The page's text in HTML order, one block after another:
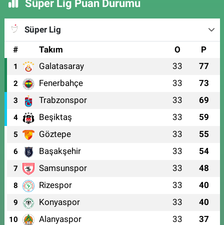
Süper Lig Puan Durumu
Süper Lig
#
Takım O P
1 Galatasaray 33 77
2 Fenerbahçe 33 73
3 Trabzonspor 33 69
4 Beşiktaş 33 59
5 Göztepe 33 55
6 Başakşehir 33 54
7 Samsunspor 33 48
8 Rizespor 33 40
9 Konyaspor 33 40
10 Alanyaspor 33 37